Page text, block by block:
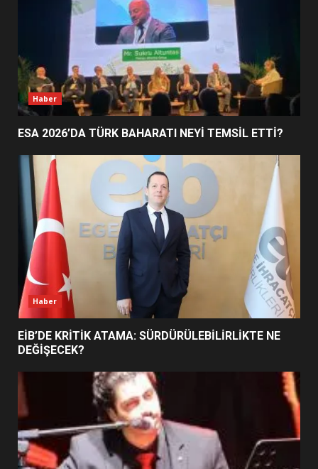
4
EDREMİT’İN GURURU TÜRKİYE
FİNALİNDE NE BAŞARDI?
5
UZATILDI: NE DEĞİŞTİ?
6
BURHANİYE SATRANÇ
TURNUVASI KAYITLARI NEYİ
DEĞİŞTİRİYOR?
BURHANİYE BELEDİYESPOR’DA
YENİ YÖNETİM NASIL
Haber
ESA 2026’DA TÜRK BAHARATI NEYİ TEMSİL ETTİ?
Haber
EİB’DE KRİTİK ATAMA: SÜRDÜRÜLEBİLİRLİKTE NE
DEĞİŞECEK?